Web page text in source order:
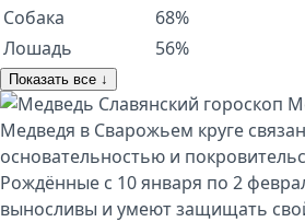
Собака
68%
Лошадь
56%
Показать все ↓
Славянский гороскоп
Медведя в Сварожьем круге
основательностью и
Рождённые с 10 января по 2
выносливы и умеют защищать